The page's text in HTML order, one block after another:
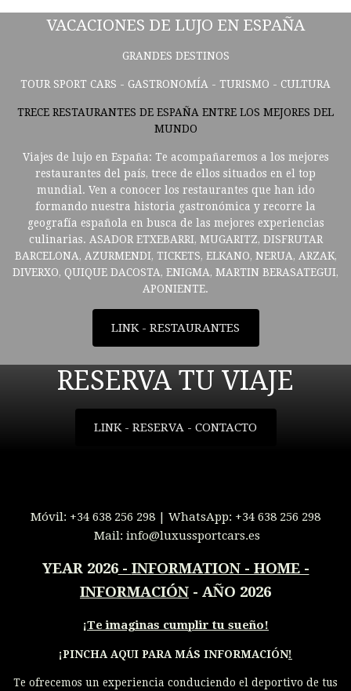
VACACIONES DE LUJO EN ESPAÑA
GRANDES DESTINOS
TOUR SPORT CARS - GASTRONOMÍA - TURISMO - CULTURA
TRECE RESTAURANTES DE ESPAÑA ENTRE LOS MEJORES DEL
MUNDO
Viajes de lujo en España: Te acompañaremos a los mejores
restaurantes del país, trece de ellos situados en el top
mundial. Ven a conocer los restaurantes que han ido
formando nuestra historia gastronómica y recorre la
geografía española en busca de las mejores experiencias
culinarias. ASADOR ETXEBARRI, MUGARITZ, DISFRUTAR
BARCELONA, AZURMENDI, TICKETS, ELKANO, NERUA, ARZAK,
DIVERXO, QUIQUE DACOSTA, ENIGMA, MARTIN BERASATEGUI,
APONIENTE.
LINK - RESTAURANTES
RESERVA TU VIAJE
LINK - RESERVA - CONTACTO
Móvil: +34 638 256 298 | WhatsApp: +34 638 256 298
Mail: info@luxussportcars.es
YEAR 2026- INFORMATION - HOME -
INFORMACIÓN - AÑO 2026
¡Te imaginas cumplir tu sueño!
¡PINCHA AQUI PARA MÁS INFORMACIÓN!
Te ofrecemos un experiencia conduciendo el deportivo de tus